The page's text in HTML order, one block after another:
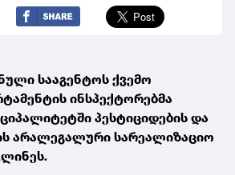
სააგენტოს ქვემო
ინსპექტორებმა
პესტიციდების და
არალეგალური სარეალიზაციო